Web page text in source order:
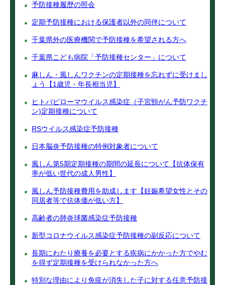
予防接種履歴の照会
定期予防接種における保護者以外の同伴について
千葉県外の医療機関で予防接種を希望される方へ
千葉県こども病院「予防接種センター」について
麻しん・風しんワクチンの定期接種を忘れずに受けまし
ょう【1歳児・年長相当児】
ヒトパピローマウイルス感染症（子宮頸がん予防ワクチ
ン)定期接種について
RSウイルス感染症予防接種
日本脳炎予防接種の特例対象者について
風しん第5期定期接種の期間の延長について【抗体保有
率が低い世代の成人男性】
風しん予防接種費用を助成します【妊娠希望女性とその
同居者等で抗体価が低い方】
高齢者の肺炎球菌感染症予防接種
新型コロナウイルス感染症予防接種の副反応について
長期にわたり療養を必要とする疾病にかかった方でやむ
を得ず定期接種を受けられなかった方へ
特別な理由により免疫が消失した子に対する任意予防接